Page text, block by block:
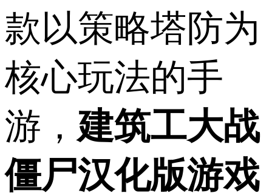
款以策略塔防为
核心玩法的手
游， 建筑工大战
僵尸汉化版游戏